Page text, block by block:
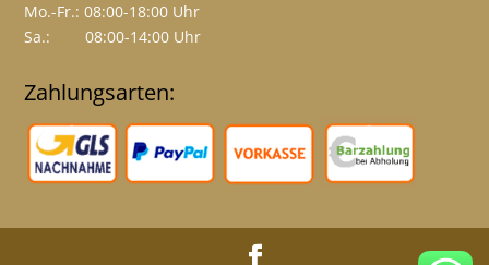
Mo.-Fr.: 08:00-18:00 Uhr
Sa.: 08:00-14:00 Uhr
Zahlungsarten: